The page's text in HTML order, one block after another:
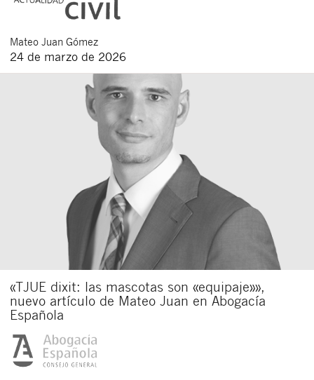
Mateo Juan Gómez
24 de marzo de 2026
«TJUE dixit: las mascotas son «equipaje»»,
nuevo artículo de Mateo Juan en Abogacía
Española